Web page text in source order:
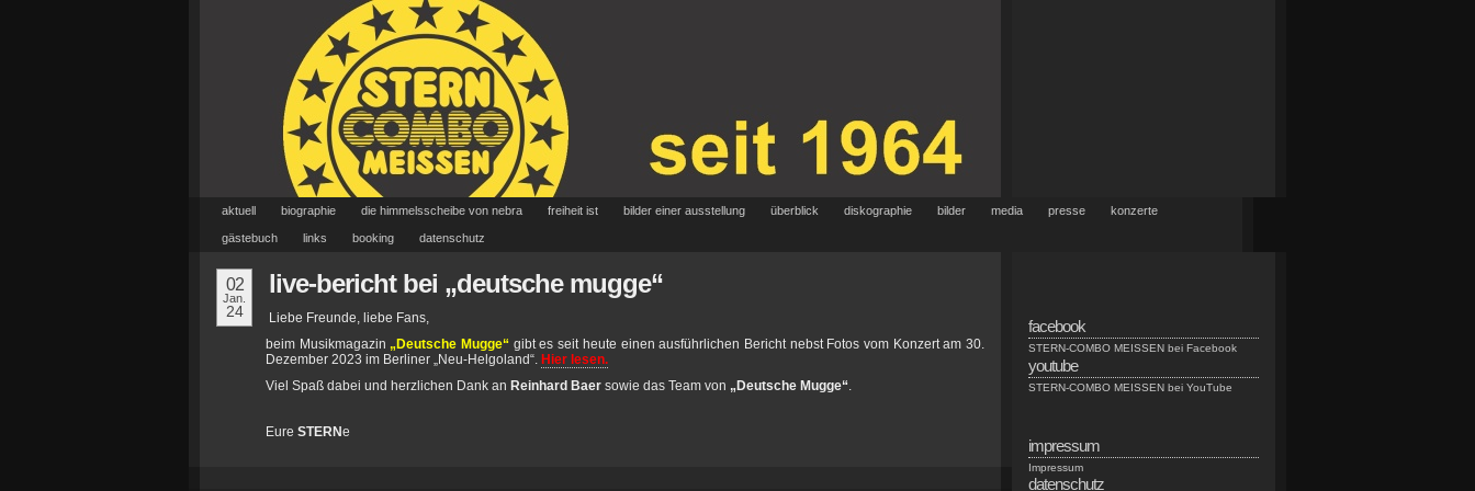
aktuell biographie die himmelsscheibe von nebra freiheit ist bilder einer ausstellung überblick diskographie bilder media presse konzerte
gästebuch links booking datenschutz
02
Jan.
24
live-bericht bei „deutsche mugge“
Liebe Freunde, liebe Fans,
beim Musikmagazin „Deutsche Mugge“ gibt es seit heute einen ausführlichen Bericht nebst Fotos vom Konzert am 30.
Dezember 2023 im Berliner „Neu-Helgoland“. Hier lesen.
Viel Spaß dabei und herzlichen Dank an Reinhard Baer sowie das Team von „Deutsche Mugge“.
Eure STERNe
facebook
STERN-COMBO MEISSEN bei Facebook
youtube
STERN-COMBO MEISSEN bei YouTube
impressum
Impressum
datenschutz